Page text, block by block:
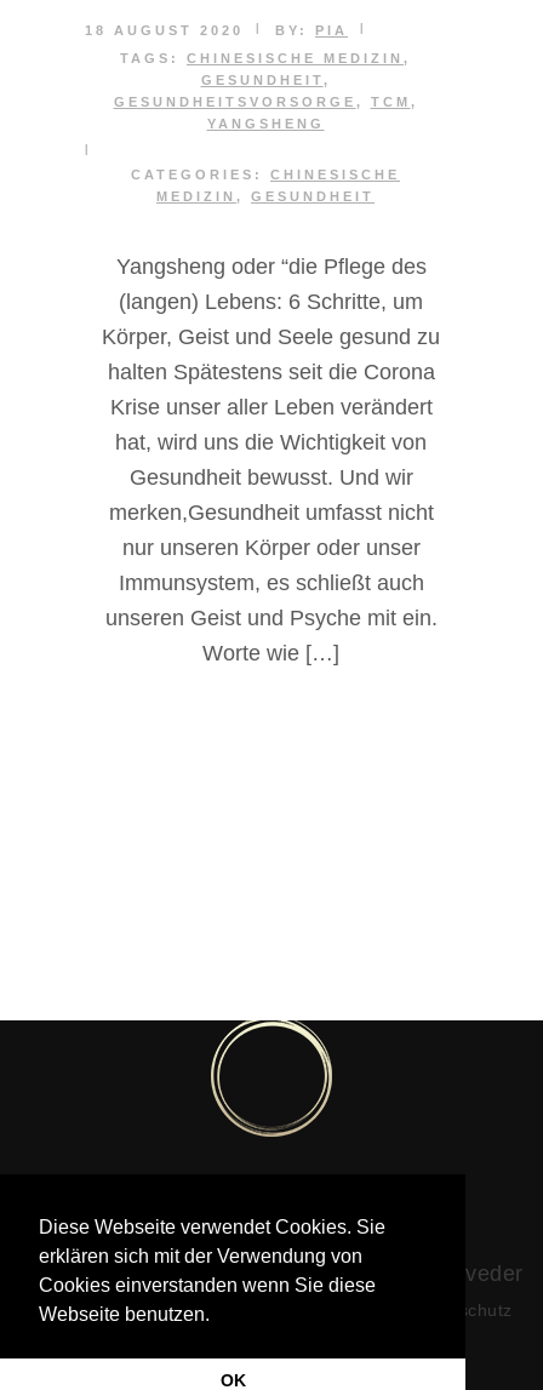
Diese Webseite verwendet Cookies. Sie
erklären sich mit der Verwendung von
Cookies einverstanden wenn Sie diese
Webseite benutzen.
OK
18 AUGUST 2020 BY: PIA
TAGS: CHINESISCHE MEDIZIN ,
GESUNDHEIT ,
GESUNDHEITSVORSORGE , TCM ,
YANGSHENG
CATEGORIES: CHINESISCHE
MEDIZIN , GESUNDHEIT
Yangsheng oder “die Pflege des
(langen) Lebens: 6 Schritte, um
Körper, Geist und Seele gesund zu
halten Spätestens seit die Corona
Krise unser aller Leben verändert
hat, wird uns die Wichtigkeit von
Gesundheit bewusst. Und wir
merken,Gesundheit umfasst nicht
nur unseren Körper oder unser
Immunsystem, es schließt auch
unseren Geist und Psyche mit ein.
Worte wie […]
Pia Götz © 2020-2022
Foto © Krisztina Turna | Foto © William Loveder
|Website von Jered Morin Impressum & Datenschutz